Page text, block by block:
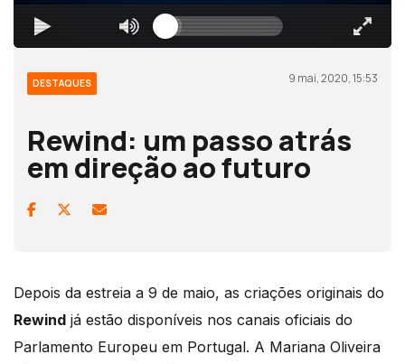
DESTAQUES 9 mai, 2020, 15:53
Rewind: um passo atrás
em direção ao futuro
Depois da estreia a 9 de maio, as criações originais do
Rewind já estão disponíveis nos canais oficiais do
Parlamento Europeu em Portugal. A Mariana Oliveira